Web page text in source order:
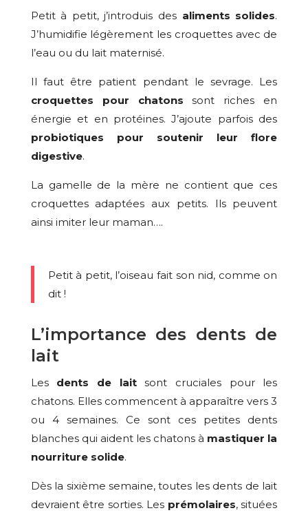
Petit à petit, j’introduis des aliments solides.
J’humidifie légèrement les croquettes avec de
l’eau ou du lait maternisé.
Il faut être patient pendant le sevrage. Les
croquettes pour chatons sont riches en
énergie et en protéines. J’ajoute parfois des
probiotiques pour soutenir leur flore
digestive.
La gamelle de la mère ne contient que ces
croquettes adaptées aux petits. Ils peuvent
ainsi imiter leur maman….
Petit à petit, l’oiseau fait son nid, comme on
dit !
L’importance des dents de
lait
Les dents de laitsont cruciales pour les
chatons. Elles commencent à apparaître vers 3
ou 4 semaines. Ce sont ces petites dents
blanches qui aident les chatons à mastiquer la
nourriture solide.
Dès la sixième semaine, toutes les dents de lait
devraient être sorties. Les prémolaires, situées